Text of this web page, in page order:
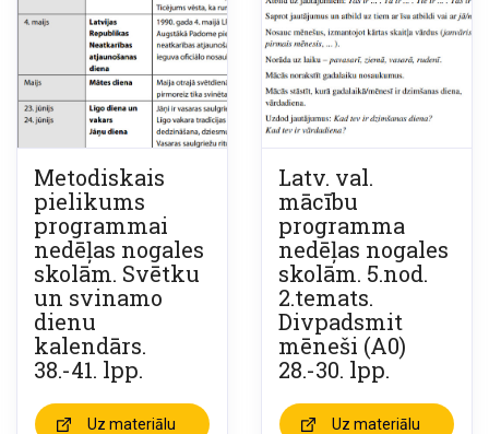
Metodiskais
pielikums
programmai
nedēļas nogales
skolām. Svētku
un svinamo
dienu
kalendārs.
38.-41. lpp.
Uz materiālu
Latv. val.
mācību
programma
nedēļas nogales
skolām. 5.nod.
2.temats.
Divpadsmit
mēneši (A0)
28.-30. lpp.
Uz materiālu